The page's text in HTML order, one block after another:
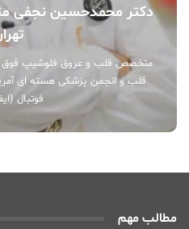
دکتر محمدحسین نجفی
متخصص قلب و عروق فلوشیپ فوق
قلب و انجمن پزشکی هسته ای
فوتبال
مطالب مهم